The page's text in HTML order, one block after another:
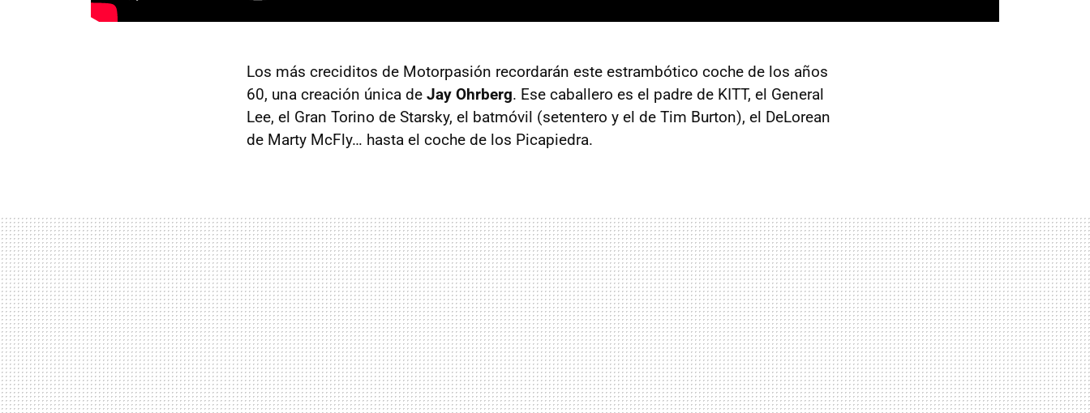
Los más creciditos de Motorpasión recordarán este estrambótico coche de los años
60, una creación única de Jay Ohrberg. Ese caballero es el padre de KITT, el General
Lee, el Gran Torino de Starsky, el batmóvil (setentero y el de Tim Burton), el DeLorean
de Marty McFly… hasta el coche de los Picapiedra.